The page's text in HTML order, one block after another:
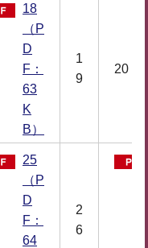
18
（P
D
F：
63
K
B）
1
9
20
25
（P
D
F：
64
2
6